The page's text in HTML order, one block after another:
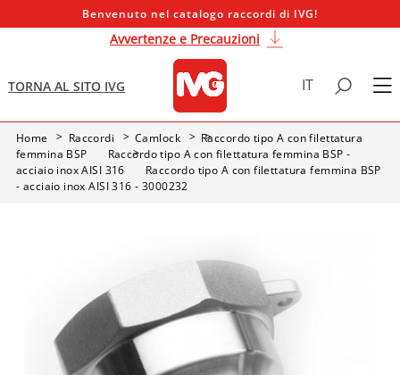
Benvenuto nel catalogo raccordi di IVG!
Avvertenze e Precauzioni
TORNA AL SITO IVG IT
Home Raccordi Camlock
Raccordo tipo A con filettatura
femmina BSP
Raccordo tipo A con filettatura femmina BSP -
acciaio inox AISI 316
Raccordo tipo A con filettatura femmina BSP
- acciaio inox AISI 316 - 3000232